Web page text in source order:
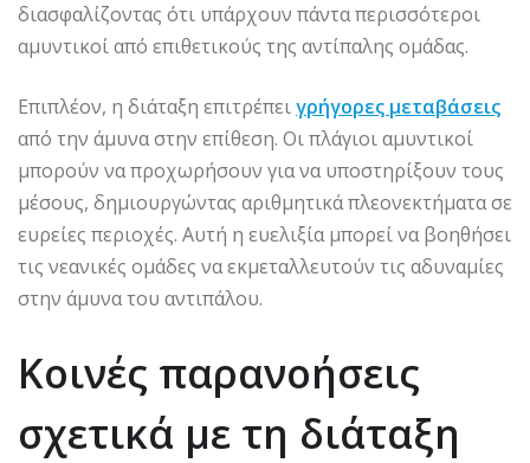
διασφαλίζοντας ότι υπάρχουν πάντα περισσότεροι
αμυντικοί από επιθετικούς της αντίπαλης ομάδας.
Επιπλέον, η διάταξη επιτρέπειγρήγορες μεταβάσεις
από την άμυνα στην επίθεση. Οι πλάγιοι αμυντικοί
μπορούν να προχωρήσουν για να υποστηρίξουν τους
μέσους, δημιουργώντας αριθμητικά πλεονεκτήματα σε
ευρείες περιοχές. Αυτή η ευελιξία μπορεί να βοηθήσει
τις νεανικές ομάδες να εκμεταλλευτούν τις αδυναμίες
στην άμυνα του αντιπάλου.
Κοινές παρανοήσεις
σχετικά με τη διάταξη